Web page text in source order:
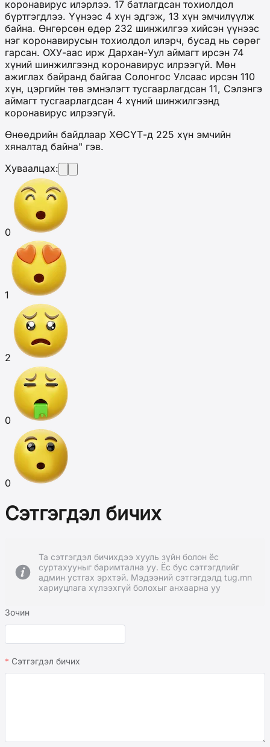
коронавирус илэрлээ. 17 батлагдсан тохиолдол
бүртгэгдлээ. Үүнээс 4 хүн эдгэж, 13 хүн эмчилүүлж
байна. Өнгөрсөн өдөр 232 шинжилгээ хийсэн үүнээс
нэг коронавирусын тохиолдол илэрч, бусад нь сөрөг
гарсан. ОХУ-аас ирж Дархан-Уул аймагт ирсэн 74
хүний шинжилгээнд коронавирус илрээгүй. Мөн
ажиглах байранд байгаа Солонгос Улсаас ирсэн 110
хүн, цэргийн төв эмнэлэгт тусгаарлагдсан 11, Сэлэнгэ
аймагт тусгаарлагдсан 4 хүний шинжилгээнд
коронавирус илрээгүй.
Өнөөдрийн байдлаар ХӨСҮТ-д 225 хүн эмчийн
хяналтад байна" гэв.
Хуваалцах:
0
1
2
0
0
Сэтгэгдэл бичих
Та сэтгэгдэл бичихдээ хууль зүйн болон ёс
суртахууныг баримтална уу. Ёс бус сэтгэгдлийг
админ устгах эрхтэй. Мэдээний сэтгэгдэлд tug.mn
хариуцлага хүлээхгүй болохыг анхаарна уу
Зочин
Сэтгэгдэл бичих